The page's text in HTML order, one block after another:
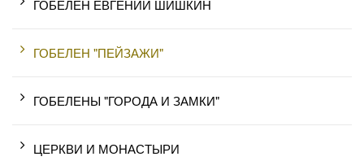
ГОБЕЛЕН ЕВГЕНИЙ ШИШКИН
ГОБЕЛЕН "ПЕЙЗАЖИ"
ГОБЕЛЕНЫ "ГОРОДА И ЗАМКИ"
ЦЕРКВИ И МОНАСТЫРИ